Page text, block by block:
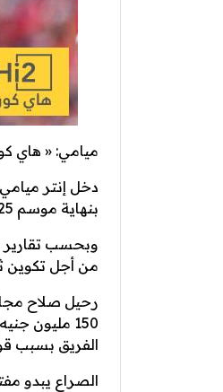
ميامي: « هاي
دخل إنتر
بنهاية موسم 2025-2026، في صفقة قد تُشعل سوق الانتقالات الصيفي.
وبحسب تقارير
من أجل تكوين
رحيل صلاح
150 مليون
الفريق بسبب
الصراع يبدو